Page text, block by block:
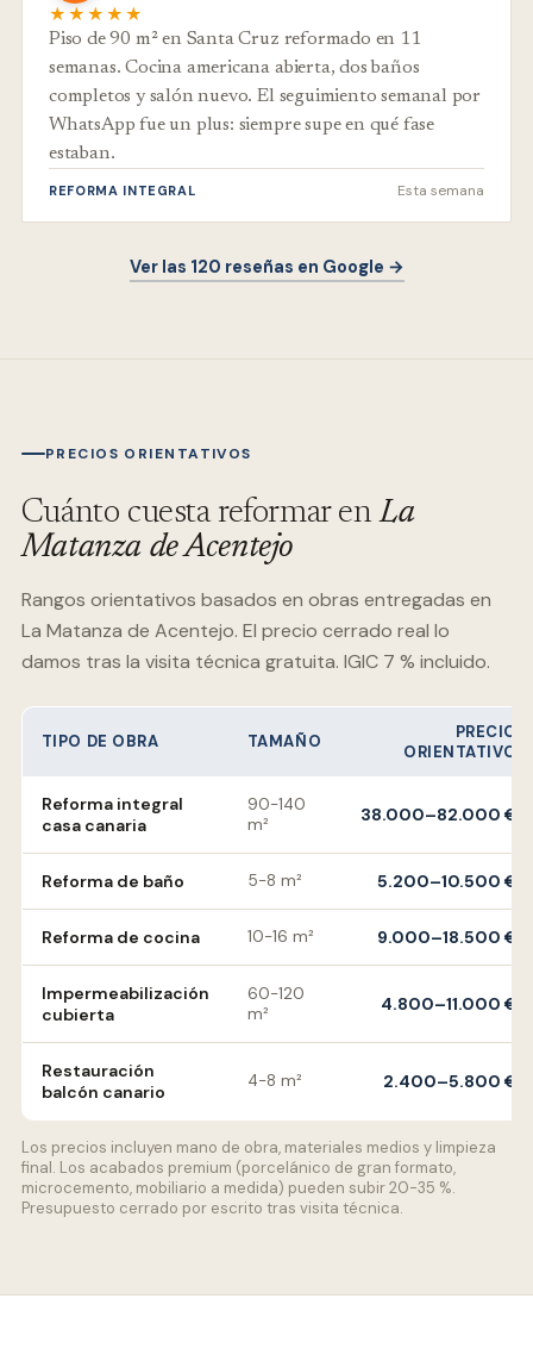
★★★★★
Piso de 90 m² en Santa Cruz reformado en 11
semanas. Cocina americana abierta, dos baños
completos y salón nuevo. El seguimiento semanal por
WhatsApp fue un plus: siempre supe en qué fase
estaban.
REFORMA INTEGRAL Esta semana
Ver las 120 reseñas en Google →
PRECIOS ORIENTATIVOS
Cuánto cuesta reformar enLa
Matanza de Acentejo
Rangos orientativos basados en obras entregadas en
La Matanza de Acentejo. El precio cerrado real lo
damos tras la visita técnica gratuita. IGIC 7 % incluido.
TIPO DE OBRA TAMAÑO
PRECIO
ORIENTATIVO
Reforma integral
casa canaria
90-140
m²
38.000–82.000 €
Reforma de baño 5-8 m² 5.200–10.500 €
Reforma de cocina 10-16 m² 9.000–18.500 €
Impermeabilización
cubierta
60-120
m²
4.800–11.000 €
Restauración
balcón canario
4-8 m² 2.400–5.800 €
Los precios incluyen mano de obra, materiales medios y limpieza
final. Los acabados premium (porcelánico de gran formato,
microcemento, mobiliario a medida) pueden subir 20-35 %.
Presupuesto cerrado por escrito tras visita técnica.